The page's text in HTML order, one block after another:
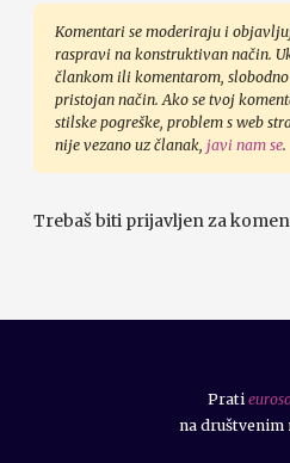
Komentari se moderiraju i
raspravi na konstruktivan način.
člankom ili komentarom,
pristojan način. Ako se tvoj
stilske pogreške, problem s web
nije vezano uz članak, javi nam se.
Trebaš biti prijavljen za
Prati
na društvenim